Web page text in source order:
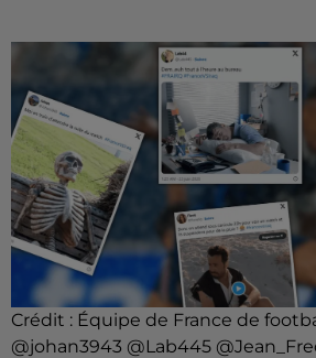
Crédit : Équipe de France de
@johan3943 @Lab445